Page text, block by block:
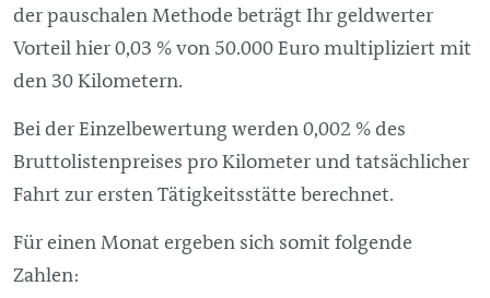
der pauschalen Methode beträgt Ihr geldwerter
Vorteil hier 0,03 % von 50.000 Euro multipliziert mit
den 30 Kilometern.
Bei der Einzelbewertung werden 0,002 % des
Bruttolistenpreises pro Kilometer und tatsächlicher
Fahrt zur ersten Tätigkeitsstätte berechnet.
Für einen Monat ergeben sich somit folgende
Zahlen: